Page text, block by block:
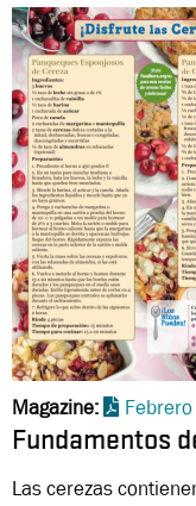
Magazine
Fundamentos
Las cerezas